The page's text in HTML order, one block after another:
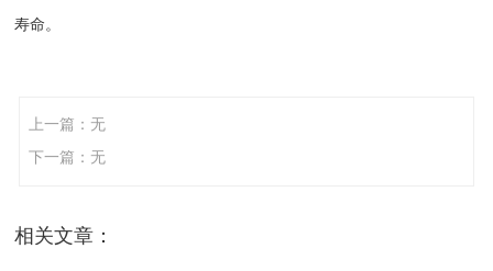
寿命。
上一篇：无
下一篇：无
相关文章：